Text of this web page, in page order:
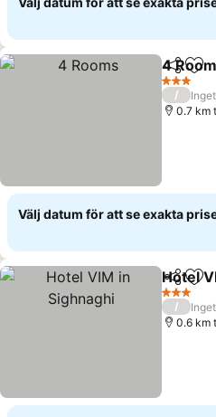
Dela
4
3 Stjärnor
/
0.7 km
Välj datum för att se exakta
Dela
Hotel
3 Stjärnor
/
0.6 km